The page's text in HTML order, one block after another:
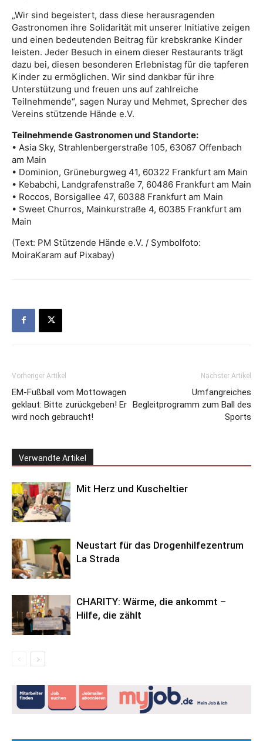
„Wir sind begeistert, dass diese herausragenden
Gastronomen ihre Solidarität mit unserer Initiative zeigen
und einen bedeutenden Beitrag für krebskranke Kinder
leisten. Jeder Besuch in einem dieser Restaurants trägt
dazu bei, diesen besonderen Erlebnistag für die tapferen
Kinder zu ermöglichen. Wir sind dankbar für ihre
Unterstützung und freuen uns auf zahlreiche
Teilnehmende“, sagen Nuray und Mehmet, Sprecher des
Vereins stützende Hände e.V.
Teilnehmende Gastronomen und Standorte:
• Asia Sky, Strahlenbergerstraße 105, 63067 Offenbach
am Main
• Dominion, Grüneburgweg 41, 60322 Frankfurt am Main
• Kebabchi, Landgrafenstraße 7, 60486 Frankfurt am Main
• Roccos, Borsigallee 47, 60388 Frankfurt am Main
• Sweet Churros, Mainkurstraße 4, 60385 Frankfurt am
Main
(Text: PM Stützende Hände e.V. / Symbolfoto:
MoiraKaram auf Pixabay)
Vorheriger Artikel
EM-Fußball vom Mottowagen
geklaut: Bitte zurückgeben! Er
wird noch gebraucht!
Nächster Artikel
Umfangreiches
Begleitprogramm zum Ball des
Sports
Verwandte Artikel
Mit Herz und Kuscheltier
Neustart für das Drogenhilfezentrum
La Strada
CHARITY: Wärme, die ankommt –
Hilfe, die zählt